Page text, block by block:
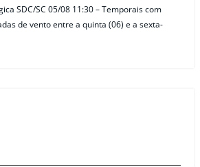
SDC/SC 05/08 11:30 – Temporais com
de vento entre a quinta (06) e a sexta-